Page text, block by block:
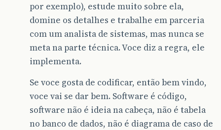
por exemplo), estude muito sobre ela,
domine os detalhes e trabalhe em parceria
com um analista de sistemas, mas nunca se
meta na parte técnica. Voce diz a regra, ele
implementa.
Se voce gosta de codificar, então bem vindo,
voce vai se dar bem. Software é código,
software não é ideia na cabeça, não é tabela
no banco de dados, não é diagrama de caso de